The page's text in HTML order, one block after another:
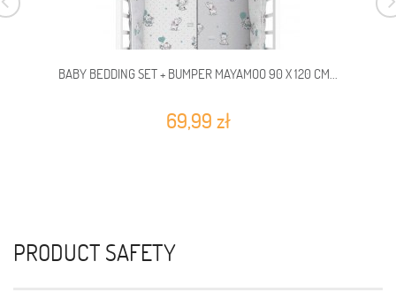
BABY BEDDING SET + BUMPER MAYAMOO 90 X 120 CM...
69,99 zł
PRODUCT SAFETY